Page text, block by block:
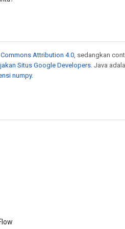
Attribution 4.0, sedangkan
Situs Google Developers. Java
numpy.